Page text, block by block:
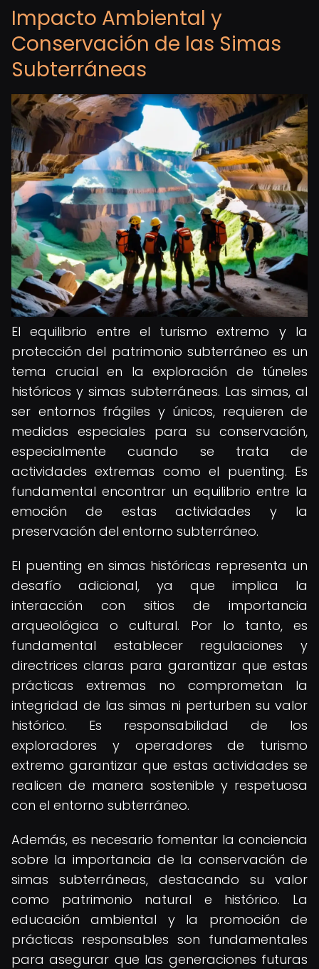
Impacto Ambiental y
Conservación de las Simas
Subterráneas
El equilibrio entre el turismo extremo y la
protección del patrimonio subterráneo es un
tema crucial en la exploración de túneles
históricos y simas subterráneas. Las simas, al
ser entornos frágiles y únicos, requieren de
medidas especiales para su conservación,
especialmente cuando se trata de
actividades extremas como el puenting. Es
fundamental encontrar un equilibrio entre la
emoción de estas actividades y la
preservación del entorno subterráneo.
El puenting en simas históricas representa un
desafío adicional, ya que implica la
interacción con sitios de importancia
arqueológica o cultural. Por lo tanto, es
fundamental establecer regulaciones y
directrices claras para garantizar que estas
prácticas extremas no comprometan la
integridad de las simas ni perturben su valor
histórico. Es responsabilidad de los
exploradores y operadores de turismo
extremo garantizar que estas actividades se
realicen de manera sostenible y respetuosa
con el entorno subterráneo.
Además, es necesario fomentar la conciencia
sobre la importancia de la conservación de
simas subterráneas, destacando su valor
como patrimonio natural e histórico. La
educación ambiental y la promoción de
prácticas responsables son fundamentales
para asegurar que las generaciones futuras